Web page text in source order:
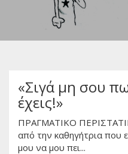
«Σιγά μη σου
έχεις!»
ΠΡΑΓΜΑΤΙΚΟ
από την καθηγήτρια που
μου να μου πει...